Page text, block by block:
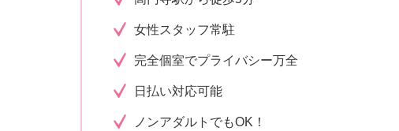
女性スタッフ常駐
完全個室でプライバシー万全
日払い対応可能
ノンアダルトでもOK！